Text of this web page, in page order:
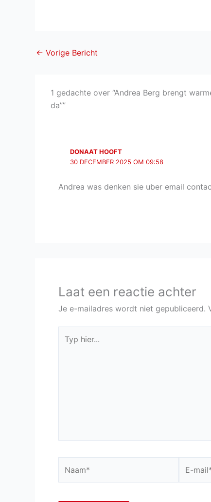
← Vorige Bericht
1 gedachte over “Andrea Berg brengt
da””
DONAAT HOOFT
30 DECEMBER 2025 OM 09:58
Andrea was denken sie uber email
Laat een reactie achter
Je e-mailadres wordt niet gepubliceerd.
hier...
mail*